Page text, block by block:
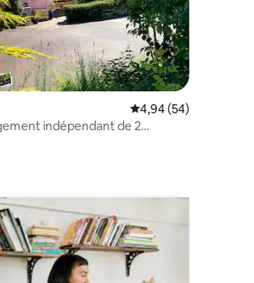
la base de 40 commentaires : 4,93 sur 5
Évaluation moyenne
4,94 (54)
indépendant de 2
- excellent emplacement